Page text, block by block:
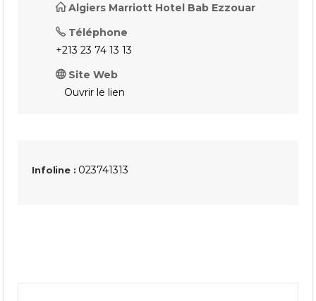
Algiers Marriott Hotel Bab Ezzouar
Téléphone
+213 23 74 13 13
Site Web
Ouvrir le lien
Infoline : 023741313